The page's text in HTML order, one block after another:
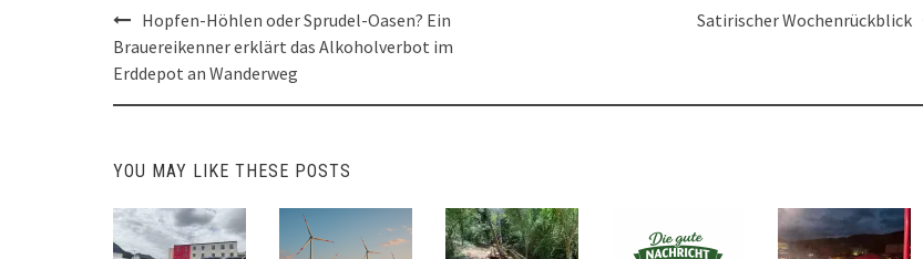
Post
navigation
Hopfen-Höhlen oder Sprudel-Oasen? Ein
Brauereikenner erklärt das Alkoholverbot im
Erddepot an Wanderweg
Satirischer Wochenrückblick
YOU MAY LIKE THESE POSTS